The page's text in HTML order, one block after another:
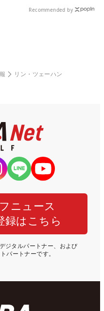
Recommended by
リン・ツェーハン
ニュース
録はこちら
ジタルパートナー、および
パートナーです。